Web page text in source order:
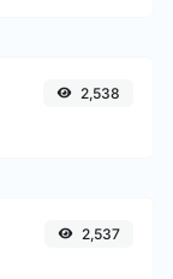
2,538
2,537